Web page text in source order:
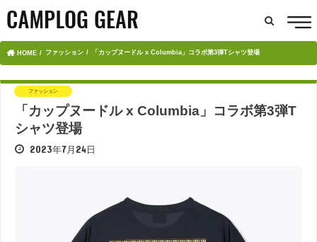
HOME ファッション 「カップヌードル x Columbia」コラボ第3弾Tシャツ登場
ファッション
「カップヌードル x Columbia」コラボ第3弾T
シャツ登場
2023年7月24日